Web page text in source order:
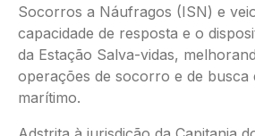
Socorros a Náufragos (ISN) e
capacidade de resposta e o
da Estação Salva-vidas,
operações de socorro e de busca
marítimo.